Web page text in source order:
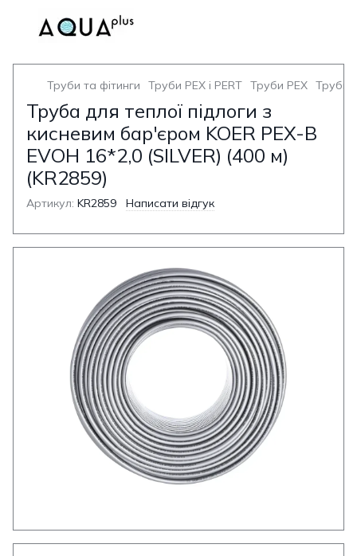
Труби та фітинги Труби PEX і PERT Труби PEX Труби
Труба для теплої підлоги з
кисневим бар'єром KOER PEX-B
EVOH 16*2,0 (SILVER) (400 м)
(KR2859)
Артикул: KR2859 Написати відгук